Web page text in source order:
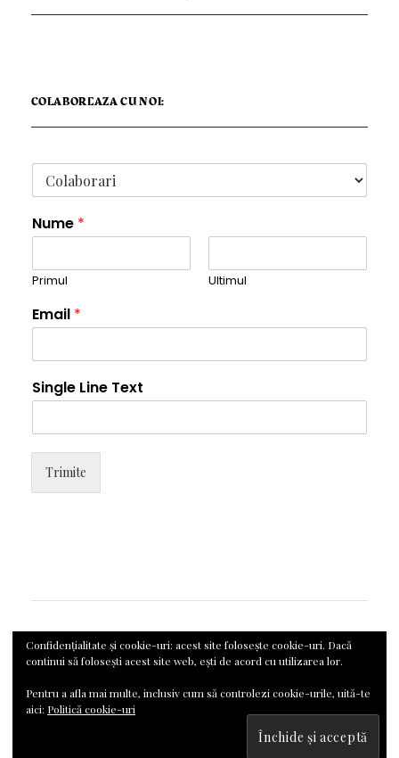
COLABOREAZA CU NOI:
Nume *
Primul Ultimul
Email *
Single Line Text
Trimite
Elaraby LyraThemes
Copyright 2020-2025 © RomanianCook
Confidențialitate și cookie-uri: acest site folosește cookie-uri. Dacă
continui să folosești acest site web, ești de acord cu utilizarea lor.
Pentru a afla mai multe, inclusiv cum să controlezi cookie-urile, uită-te
aici: Politică cookie-uri